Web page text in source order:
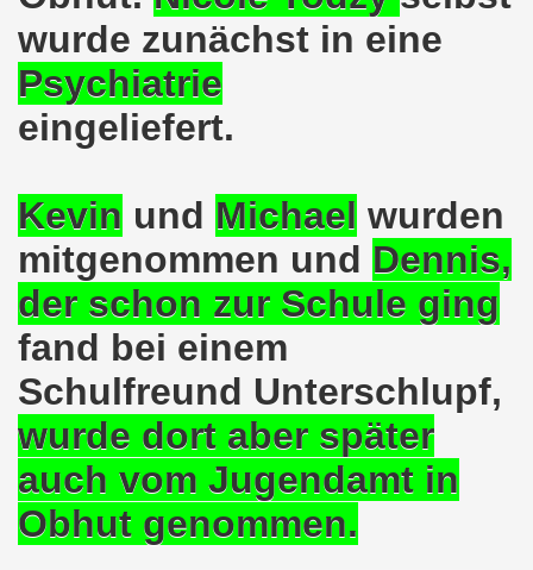
wurde zunächst in eine
Psychiatrie
eingeliefert.
Kevin und Michael wurden
mitgenommen und Dennis,
der schon zur Schule ging
fand bei einem
Schulfreund Unterschlupf,
wurde dort aber später
auch vom Jugendamt in
Obhut genommen.
ruft am 23.07.2018 mit auf zur
und wirklich sehr kreativ: Eine junge Frau ergreift
am 07.07.2018 aktiver Part bei der Düsseldorfer
am 09. Juli 2018 berichtet über NRW-weite
am 18.06.2018 als Warm-Up für die NRW-
ergreift Initiative zur Protestdemonstration am
am 28.05.2018 und am 04.06.2018 jeweils
Gelsenkirchen am 28.05.2018
Gelsenkirchener Montagsdemo-Bewegung am
Bewegung am 07.05.2018 bestärkt Widerstand gegen
am 16.04.2018 und am 23.04.2018 mit